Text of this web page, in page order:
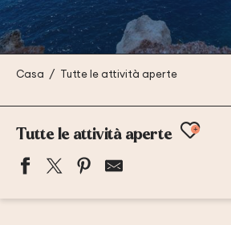
Casa Tutte le attività aperte
Tutte le attività aperte